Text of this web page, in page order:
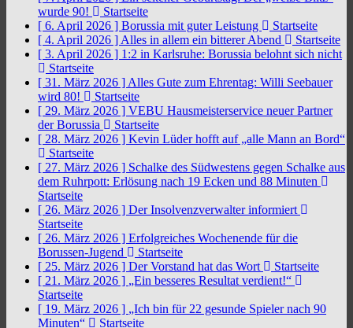
wurde 90!
Startseite
[ 6. April 2026 ] Borussia mit guter Leistung
Startseite
[ 4. April 2026 ] Alles in allem ein bitterer Abend
Startseite
[ 3. April 2026 ] 1:2 in Karlsruhe: Borussia belohnt sich nicht
Startseite
[ 31. März 2026 ] Alles Gute zum Ehrentag: Willi Seebauer
wird 80!
Startseite
[ 29. März 2026 ] VEBU Hausmeisterservice neuer Partner
der Borussia
Startseite
[ 28. März 2026 ] Kevin Lüder hofft auf „alle Mann an Bord“
Startseite
[ 27. März 2026 ] Schalke des Südwestens gegen Schalke aus
dem Ruhrpott: Erlösung nach 19 Ecken und 88 Minuten
Startseite
[ 26. März 2026 ] Der Insolvenzverwalter informiert
Startseite
[ 26. März 2026 ] Erfolgreiches Wochenende für die
Borussen-Jugend
Startseite
[ 25. März 2026 ] Der Vorstand hat das Wort
Startseite
[ 21. März 2026 ] „Ein besseres Resultat verdient!“
Startseite
[ 19. März 2026 ] „Ich bin für 22 gesunde Spieler nach 90
Minuten“
Startseite